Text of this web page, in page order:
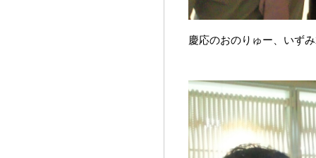
慶応のおのりゅー、いず